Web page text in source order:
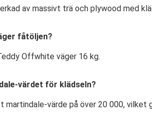
av massivt trä och plywood med
fåtöljen?
Offwhite väger 16 kg.
värdet för klädseln?
martindale-värde på över 20 000, vilket